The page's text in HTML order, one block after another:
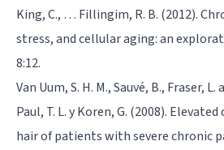
King, C., … Fillingim, R. B. (2012).
stress, and cellular aging: an
8:12.
Van Uum, S. H. M., Sauvé, B., Fraser,
Paul, T. L. y Koren, G. (2008).
hair of patients with severe chronic